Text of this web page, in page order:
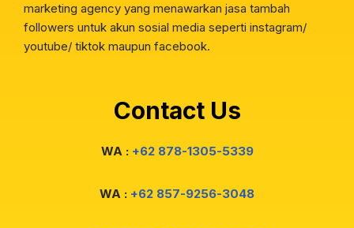
marketing agency yang menawarkan jasa tambah
followers untuk akun sosial media seperti instagram/
youtube/ tiktok maupun facebook.
Contact Us
WA : +62 878-1305-5339
WA : +62 857-9256-3048